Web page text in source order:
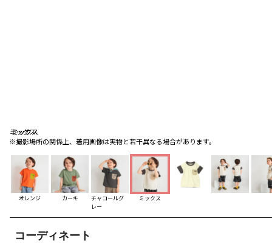
ミックス
※撮影場所の関係上、着用画像は実物と若干異なる場合があります。
ミックス
ミックス
オレンジ カーキ
チャコールグ
レー
ミックス
コーディネート